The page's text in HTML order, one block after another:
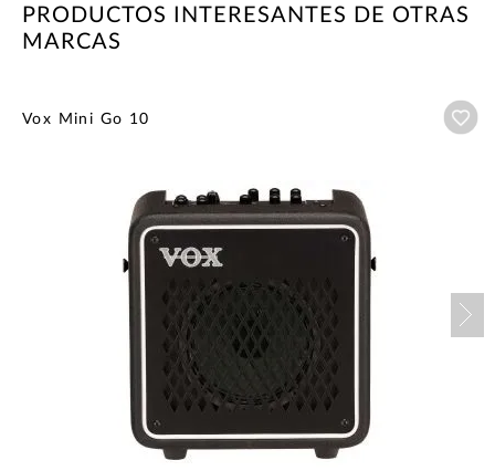
PRODUCTOS INTERESANTES DE OTRAS
MARCAS
Vox Mini Go 10